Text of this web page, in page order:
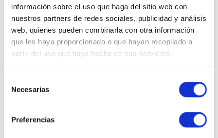
información sobre el uso que haga del sitio web con
nuestros partners de redes sociales, publicidad y análisis
web, quienes pueden combinarla con otra información
que les haya proporcionado o que hayan recopilado a
partir del uso que haya hecho de sus servicios.
Necesarias
Preferencias
-28 %
Celular Apple iPhone 16
MYE73BE/A 128GB Black